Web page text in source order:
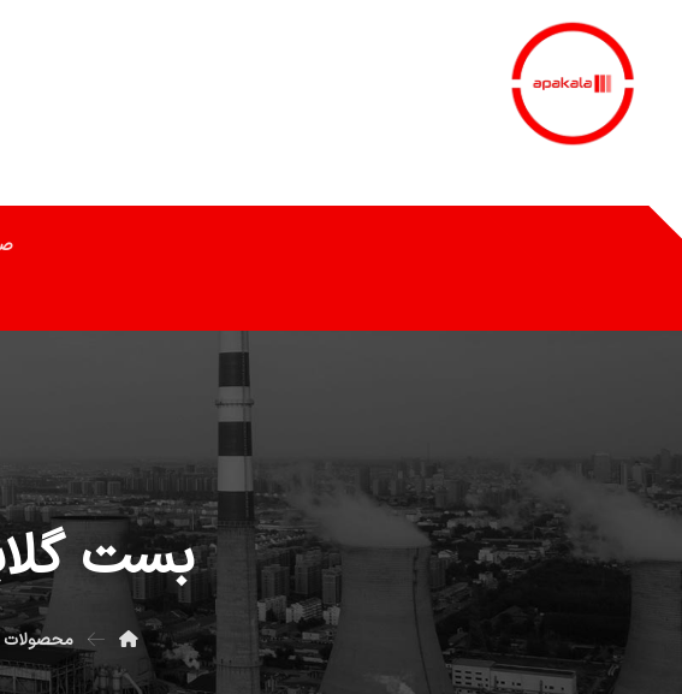
بست
محصولات